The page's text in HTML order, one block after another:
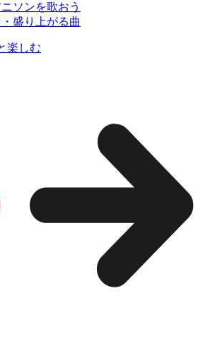
ソンを歌おう
盛り上がる曲
楽しむ